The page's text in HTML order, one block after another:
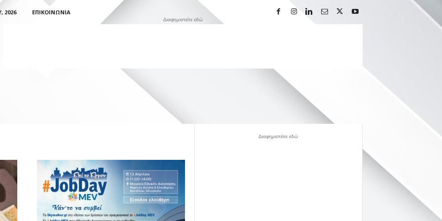
2026
ΕΠΙΚΟΙΝΩΝΊΑ
Διαφημιστείτε εδώ
Διαφημιστέιτε εδώ